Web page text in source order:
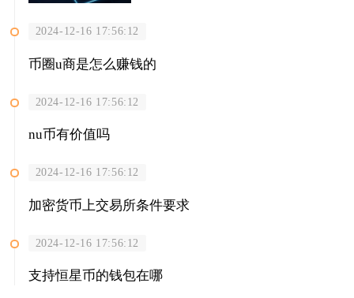
2024-12-16 17:56:12
币圈u商是怎么赚钱的
2024-12-16 17:56:12
nu币有价值吗
2024-12-16 17:56:12
加密货币上交易所条件要求
2024-12-16 17:56:12
支持恒星币的钱包在哪